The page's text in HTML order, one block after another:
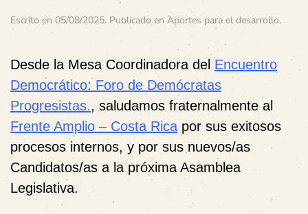
Escrito en 05/08/2025. Publicado en Aportes para el desarrollo.
Desde la Mesa Coordinadora del Encuentro
Democrático: Foro de Demócratas
Progresistas., saludamos fraternalmente al
Frente Amplio – Costa Rica por sus exitosos
procesos internos, y por sus nuevos/as
Candidatos/as a la próxima Asamblea
Legislativa.